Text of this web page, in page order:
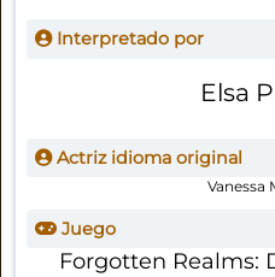
Interpretado por
Elsa
Actriz idioma original
Vanessa
Juego
Forgotten Realms: